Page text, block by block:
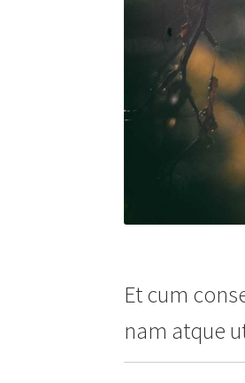
Et cum
nam atque